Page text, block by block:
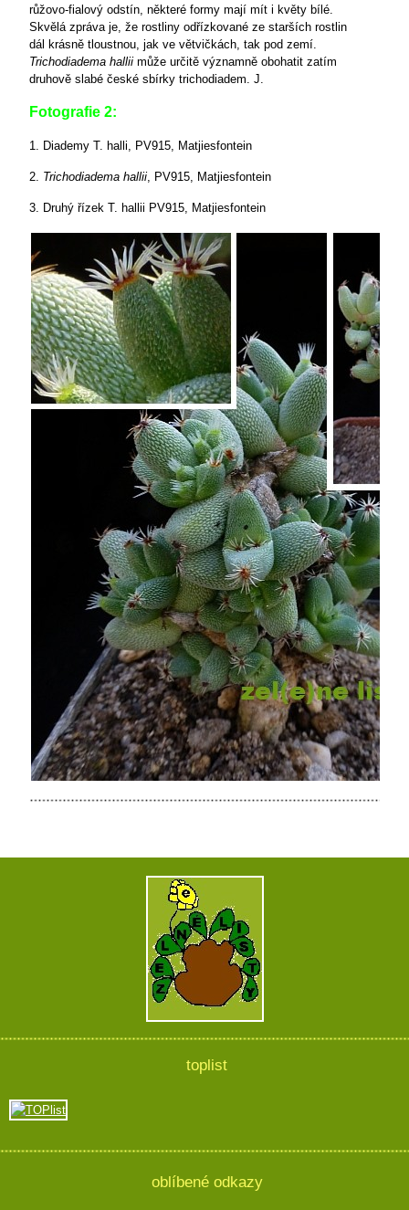
růžovo-fialový odstín, některé formy mají mít i květy bílé.
Skvělá zpráva je, že rostliny odřízkované ze starších rostlin
dál krásně tloustnou, jak ve větvičkách, tak pod zemí.
Trichodiadema hallii může určitě významně obohatit zatím
druhově slabé české sbírky trichodiadem. J.
Fotografie 2:
1. Diademy T. halli, PV915, Matjiesfontein
2. Trichodiadema hallii, PV915, Matjiesfontein
3. Druhý řízek T. hallii PV915, Matjiesfontein
toplist
oblíbené odkazy